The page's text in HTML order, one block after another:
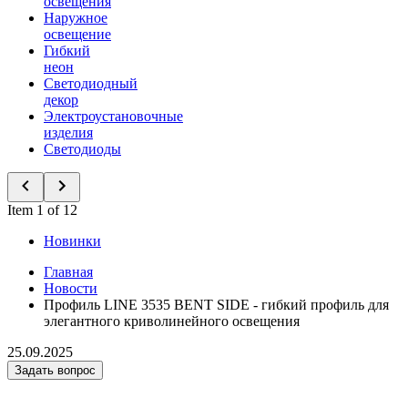
Наружное
освещение
Гибкий
неон
Светодиодный
декор
Электроустановочные
изделия
Светодиоды
Item 1 of 12
Новинки
Главная
Новости
Профиль LINE 3535 BENT SIDE - гибкий профиль для
элегантного криволинейного освещения
25.09.2025
Задать вопрос